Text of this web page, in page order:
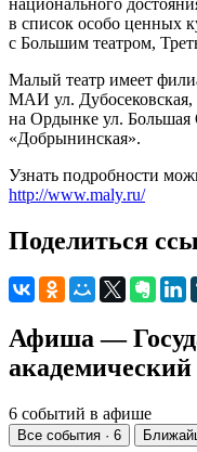
в список особо ценных
с Большим театром,
Малый театр имеет
МАИ ул. Дубосековская,
на Ордынке ул. Большая
«Добрынинская».
Узнать подробности
http://www.maly.ru/
Поделиться
Афиша —
6 событий в афише
Все события · 6